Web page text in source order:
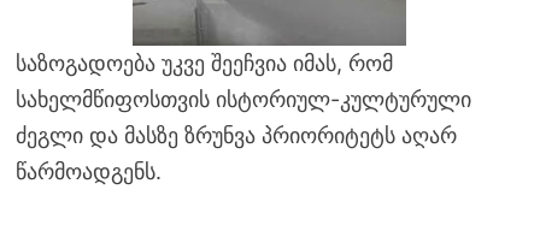
საზოგადოება უკვე შეეჩვია იმას, რომ
სახელმწიფოსთვის ისტორიულ-კულტურული
ძეგლი და მასზე ზრუნვა პრიორიტეტს აღარ
წარმოადგენს.